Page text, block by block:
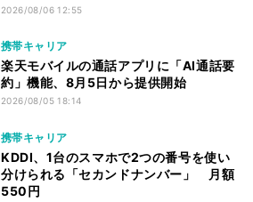
2026/08/06 12:55
携帯キャリア
楽天モバイルの通話アプリに「AI通話要
約」機能、8月5日から提供開始
2026/08/05 18:14
携帯キャリア
KDDI、1台のスマホで2つの番号を使い
分けられる「セカンドナンバー」 月額
550円